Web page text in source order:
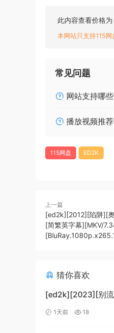
此内容查看价格为
本网站只支持115
常见问题
网站支持哪
播放视频推
115网盘 ED2K
上一篇
[ed2k][2012][陷阱][
[简繁英字幕][MKV/
猜你喜欢
[ed2k][2023][别流
剧/科幻][中文字幕
1天前 18